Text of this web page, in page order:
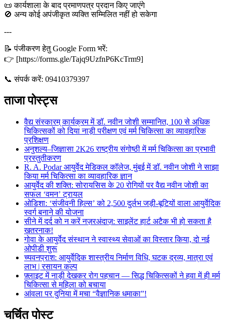
📜 कार्यशाला के बाद प्रमाणपत्र प्रदान किए जाएंगे
🚫 अन्य कोई अपंजीकृत व्यक्ति सम्मिलित नहीं हो सकेगा
---
📝 पंजीकरण हेतु Google Form भरें:
👉 [https://forms.gle/Tajq9UzfnP6KcTrm9]
📞 संपर्क करें: 09410379397
ताजा पोस्ट्स
वैद्य संस्कारम् कार्यक्रम में डॉ. नवीन जोशी सम्मानित, 100 से अधिक
चिकित्सकों को दिया नाड़ी परीक्षण एवं मर्म चिकित्सा का व्यावहारिक
प्रशिक्षण
अनुशल्य–जिज्ञासा 2K26 राष्ट्रीय संगोष्ठी में मर्म चिकित्सा का प्रभावी
प्रस्तुतीकरण
R. A. Podar आयुर्वेद मेडिकल कॉलेज, मुंबई में डॉ. नवीन जोशी ने साझा
किया मर्म चिकित्सा का व्यावहारिक ज्ञान
आयुर्वेद की शक्ति: सोरायसिस के 20 रोगियों पर वैद्य नवीन जोशी का
सफल ‘वमन’ ट्रायल
ओडिशा: ‘संजीवनी हिल्स’ को 2,500 दुर्लभ जड़ी-बूटियों वाला आयुर्वेदिक
स्वर्ग बनाने की योजना
सीने में दर्द को न करें नज़रअंदाज़: साइलेंट हार्ट अटैक भी हो सकता है
खतरनाक!
गोवा के आयुर्वेद संस्थान ने स्वास्थ्य सेवाओं का विस्तार किया, दो नई
ओपीडी शुरू
च्यवनप्राश: आयुर्वेदिक शास्त्रीय निर्माण विधि, घटक द्रव्य, मात्रा एवं
लाभ | रसायन कल्प
फ़्लाइट में नाड़ी देखकर रोग पहचान — सिद्ध चिकित्सकों ने हवा में ही मर्म
चिकित्सा से महिला को बचाया
आंवला पर दुनिया में मचा “वैज्ञानिक धमाका”!
चर्चित पोस्ट